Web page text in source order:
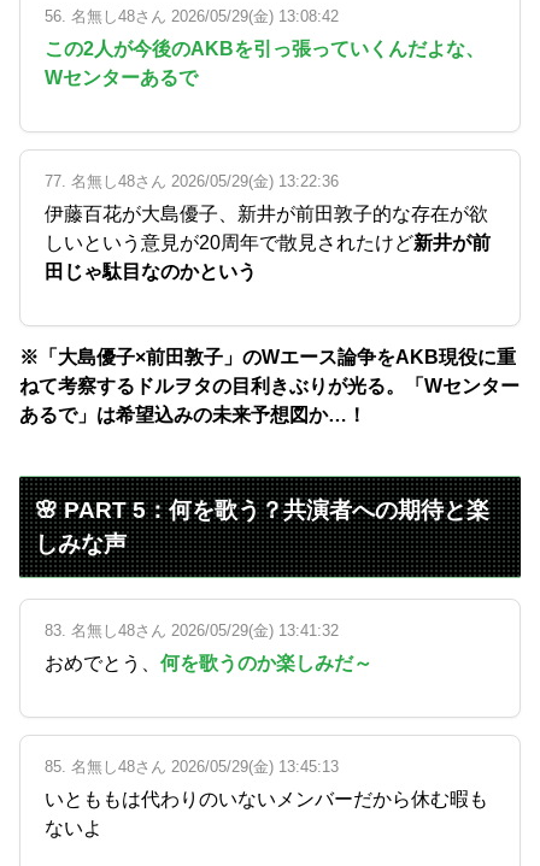
56. 名無し48さん 2026/05/29(金) 13:08:42
この2人が今後のAKBを引っ張っていくんだよな、
Wセンターあるで
77. 名無し48さん 2026/05/29(金) 13:22:36
伊藤百花が大島優子、新井が前田敦子的な存在が欲
しいという意見が20周年で散見されたけど新井が前
田じゃ駄目なのかという
※「大島優子×前田敦子」のWエース論争をAKB現役に重
ねて考察するドルヲタの目利きぶりが光る。「Wセンター
あるで」は希望込みの未来予想図か…！
🌸 PART 5：何を歌う？共演者への期待と楽
しみな声
83. 名無し48さん 2026/05/29(金) 13:41:32
おめでとう、 何を歌うのか楽しみだ～
85. 名無し48さん 2026/05/29(金) 13:45:13
いとももは代わりのいないメンバーだから休む暇も
ないよ